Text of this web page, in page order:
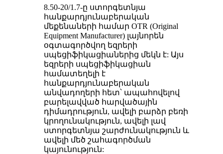
8.50-20/1.7-ը ստորգետնյա
հանքարդյունաբերական
մեքենաների համար OTR (Original
Equipment Manufacturer) լայնորեն
օգտագործվող եզրերի
սպեցիֆիկացիաներից մեկն է: Այս
եզրերի սպեցիֆիկացիան
համատեղելի է
հանքարդյունաբերական
անվադողերի հետ՝ ապահովելով
բարելավված հարվածային
դիմադրություն, ավելի բարձր բեռի
կրողունակություն, ավելի լավ
ստորգետնյա շարժունակություն և
ավելի մեծ շահագործման
կայունություն: